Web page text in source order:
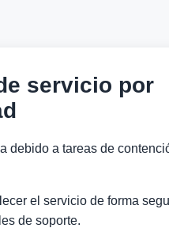
servicio por
debido a tareas de
el servicio de forma
de soporte.